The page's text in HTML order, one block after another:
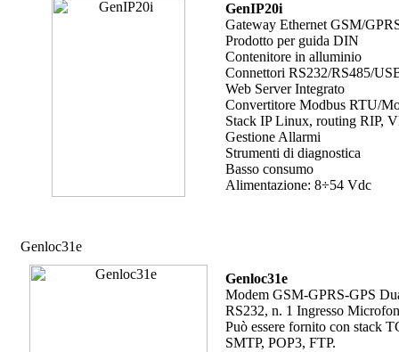
GenIP20i
Gateway Ethernet GSM/
Prodotto per guida DIN
Contenitore in alluminio
Connettori RS232/RS485/
Web Server Integrato
Convertitore Modbus RTU/
Stack IP Linux, routing RIP,
Gestione Allarmi
Strumenti di diagnostica
Basso consumo
Alimentazione: 8÷54 Vdc
Genloc31e
Genloc31e
Modem GSM-GPRS-GPS
RS232, n. 1 Ingresso
Può essere fornito con stack
SMTP, POP3, FTP.